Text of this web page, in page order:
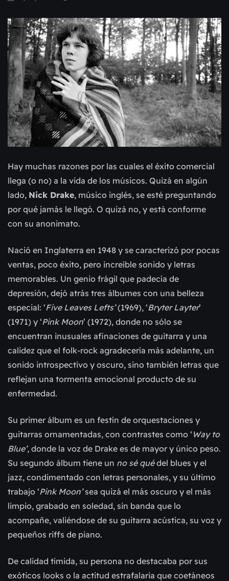
Hay muchas razones por las cuales el éxito comercial
llega (o no) a la vida de los músicos. Quizá en algún
lado, Nick Drake, músico inglés, se esté preguntando
por qué jamás le llegó. O quizá no, y está conforme
con su anonimato.
Nació en Inglaterra en 1948 y se caracterizó por pocas
ventas, poco éxito, pero increíble sonido y letras
memorables. Un genio frágil que padecía de
depresión, dejó atrás tres álbumes con una belleza
especial: ‘Five Leaves Lefts’ (1969), ‘Bryter Layter’
(1971) y ‘Pink Moon’ (1972), donde no sólo se
encuentran inusuales afinaciones de guitarra y una
calidez que el folk-rock agradecería más adelante, un
sonido introspectivo y oscuro, sino también letras que
reflejan una tormenta emocional producto de su
enfermedad.
Su primer álbum es un festín de orquestaciones y
guitarras ornamentadas, con contrastes como ‘Way to
Blue’, donde la voz de Drake es de mayor y único peso.
Su segundo álbum tiene un no sé qué del blues y el
jazz, condimentado con letras personales, y su último
trabajo ‘Pink Moon’ sea quizá el más oscuro y el más
limpio, grabado en soledad, sin banda que lo
acompañe, valiéndose de su guitarra acústica, su voz y
pequeños riffs de piano.
De calidad tímida, su persona no destacaba por sus
exóticos looks o la actitud estrafalaria que coetáneos